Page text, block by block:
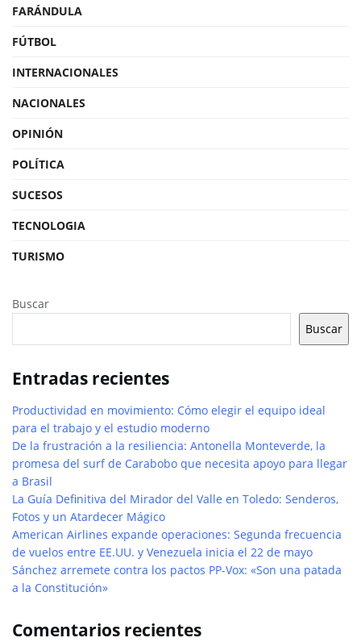
FARÁNDULA
FÚTBOL
INTERNACIONALES
NACIONALES
OPINIÓN
POLÍTICA
SUCESOS
TECNOLOGIA
TURISMO
Buscar
Buscar
Entradas recientes
Productividad en movimiento: Cómo elegir el equipo ideal
para el trabajo y el estudio moderno
De la frustración a la resiliencia: Antonella Monteverde, la
promesa del surf de Carabobo que necesita apoyo para llegar
a Brasil
La Guía Definitiva del Mirador del Valle en Toledo: Senderos,
Fotos y un Atardecer Mágico
American Airlines expande operaciones: Segunda frecuencia
de vuelos entre EE.UU. y Venezuela inicia el 22 de mayo
Sánchez arremete contra los pactos PP-Vox: «Son una patada
a la Constitución»
Comentarios recientes